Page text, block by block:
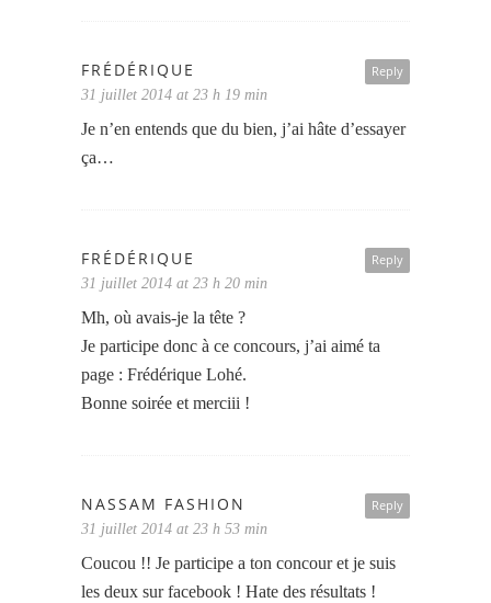
Reply
FRÉDÉRIQUE
31 juillet 2014 at 23 h 19 min
Je n’en entends que du bien, j’ai hâte d’essayer
ça…
Reply
FRÉDÉRIQUE
31 juillet 2014 at 23 h 20 min
Mh, où avais-je la tête ?
Je participe donc à ce concours, j’ai aimé ta
page : Frédérique Lohé.
Bonne soirée et merciii !
Reply
NASSAM FASHION
31 juillet 2014 at 23 h 53 min
Coucou !! Je participe a ton concour et je suis
les deux sur facebook ! Hate des résultats !